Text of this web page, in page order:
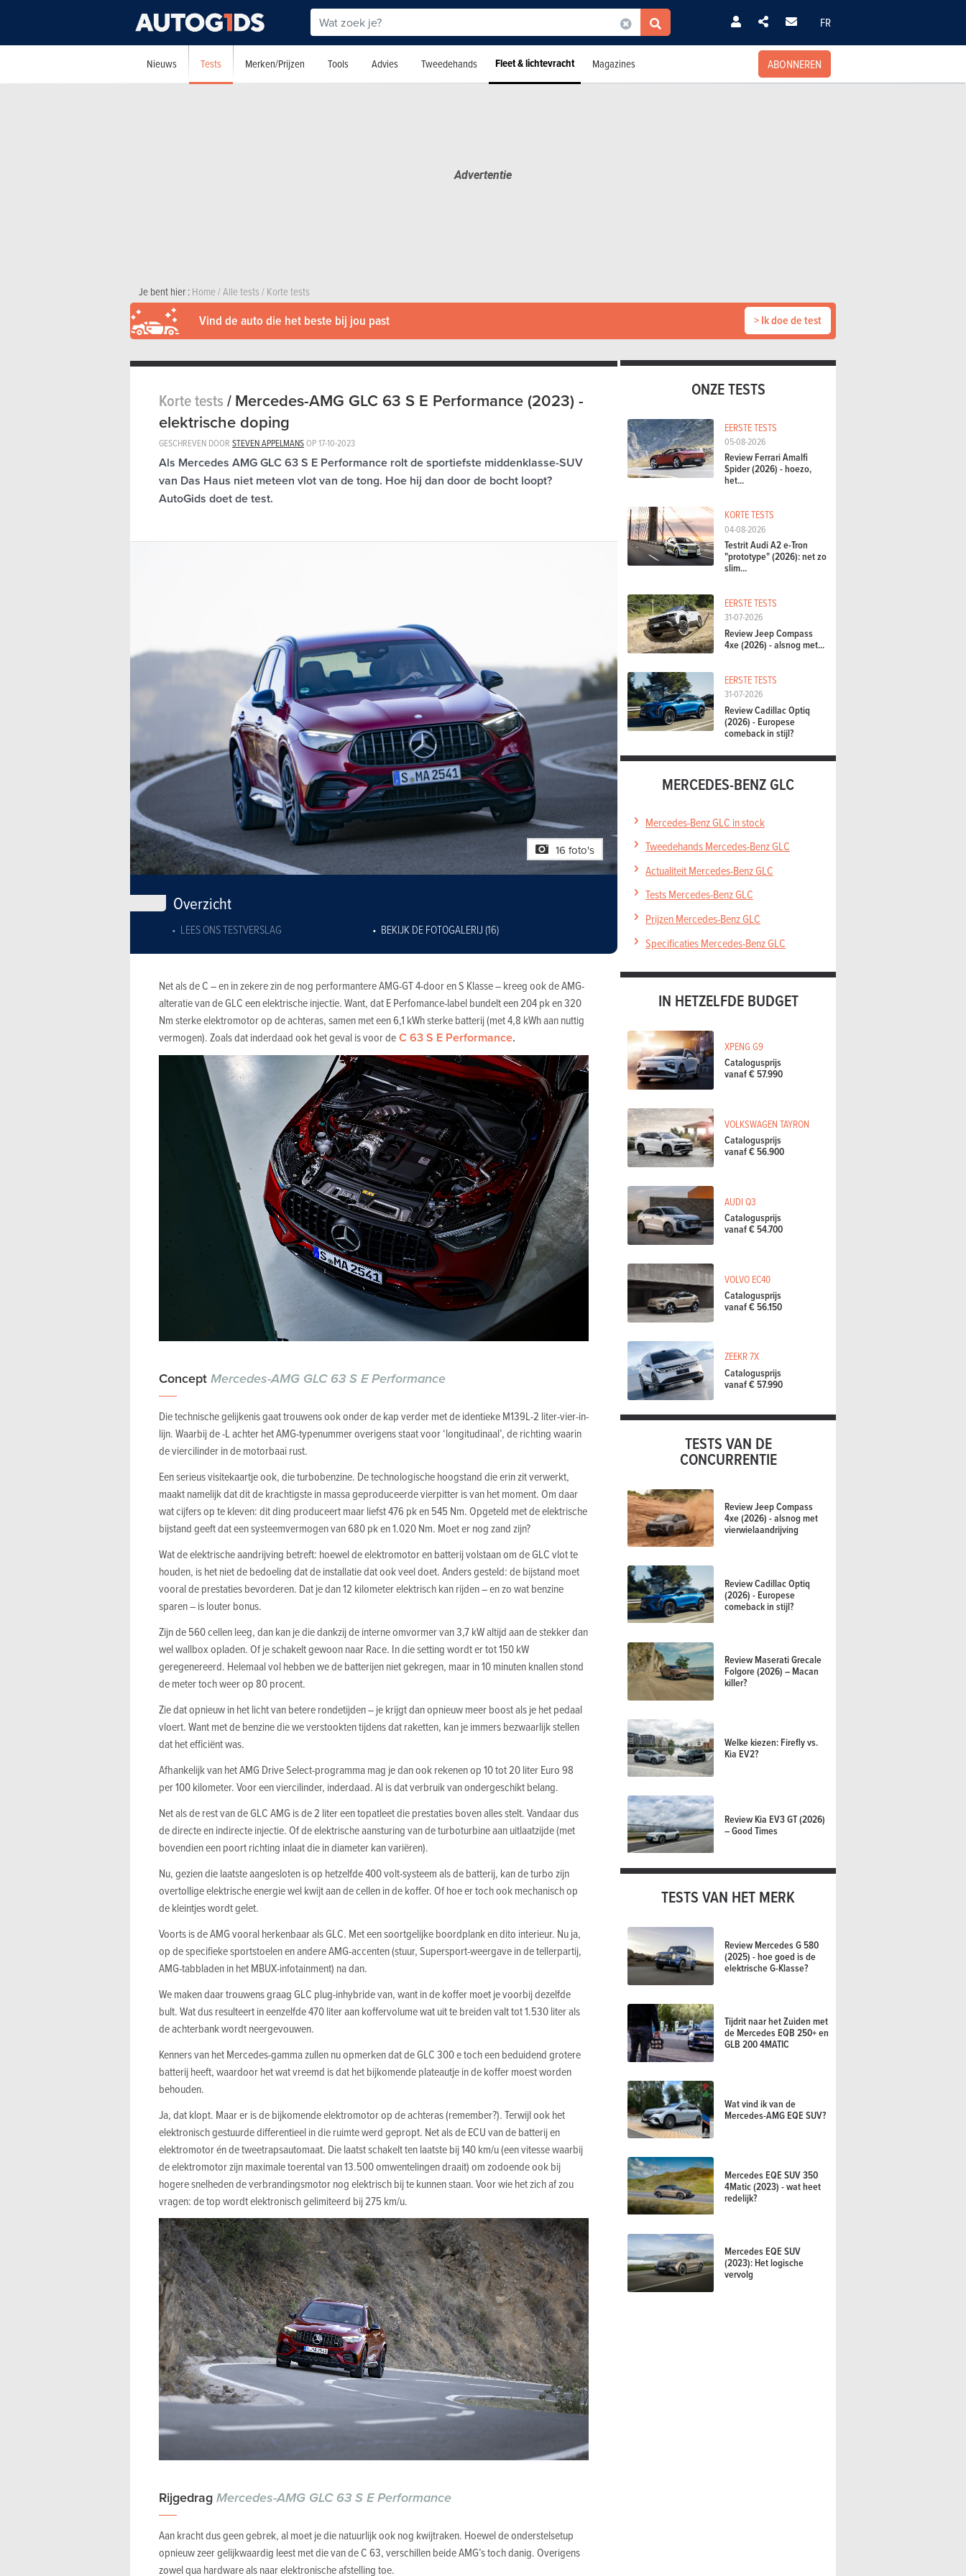
FR
Nieuws Tests Merken/Prijzen Tools Advies Tweedehands Fleet & lichtevracht Magazines ABONNEREN
Je bent hier :Home/Alle tests/Korte tests
Vind de auto die het beste bij jou past > Ik doe de test
Korte tests/Mercedes-AMG GLC 63 S E Performance (2023) -
elektrische doping
GESCHREVEN DOOR STEVEN APPELMANSOP17-10-2023
Als Mercedes AMG GLC 63 S E Performance rolt de sportiefste middenklasse-SUV
van Das Haus niet meteen vlot van de tong. Hoe hij dan door de bocht loopt?
AutoGids doet de test.
16 foto's
Overzicht
LEES ONS TESTVERSLAG BEKIJK DE FOTOGALERIJ (16)
Net als de C – en in zekere zin de nog performantere AMG-GT 4-door en S Klasse – kreeg ook de AMG-
alteratie van de GLC een elektrische injectie. Want, dat E Perfomance-label bundelt een 204 pk en 320
Nm sterke elektromotor op de achteras, samen met een 6,1 kWh sterke batterij (met 4,8 kWh aan nuttig
vermogen). Zoals dat inderdaad ook het geval is voor deC 63 S E Performance.
Concept Mercedes-AMG GLC 63 S E Performance
Die technische gelijkenis gaat trouwens ook onder de kap verder met de identieke M139L-2 liter-vier-in-
lijn. Waarbij de -L achter het AMG-typenummer overigens staat voor ‘longitudinaal’, de richting waarin
de viercilinder in de motorbaai rust.
Een serieus visitekaartje ook, die turbobenzine. De technologische hoogstand die erin zit verwerkt,
maakt namelijk dat dit de krachtigste in massa geproduceerde vierpitter is van het moment. Om daar
wat cijfers op te kleven: dit ding produceert maar liefst 476 pk en 545 Nm. Opgeteld met de elektrische
bijstand geeft dat een systeemvermogen van 680 pk en 1.020 Nm. Moet er nog zand zijn?
Wat de elektrische aandrijving betreft: hoewel de elektromotor en batterij volstaan om de GLC vlot te
houden, is het niet de bedoeling dat de installatie dat ook veel doet. Anders gesteld: de bijstand moet
vooral de prestaties bevorderen. Dat je dan 12 kilometer elektrisch kan rijden – en zo wat benzine
sparen – is louter bonus.
Zijn de 560 cellen leeg, dan kan je die dankzij de interne omvormer van 3,7 kW altijd aan de stekker dan
wel wallbox opladen. Of je schakelt gewoon naar Race. In die setting wordt er tot 150 kW
geregenereerd. Helemaal vol hebben we de batterijen niet gekregen, maar in 10 minuten knallen stond
de meter toch weer op 80 procent.
Zie dat opnieuw in het licht van betere rondetijden – je krijgt dan opnieuw meer boost als je het pedaal
vloert. Want met de benzine die we verstookten tijdens dat raketten, kan je immers bezwaarlijk stellen
dat het efficiënt was.
Afhankelijk van het AMG Drive Select-programma mag je dan ook rekenen op 10 tot 20 liter Euro 98
per 100 kilometer. Voor een viercilinder, inderdaad. Al is dat verbruik van ondergeschikt belang.
Net als de rest van de GLC AMG is de 2 liter een topatleet die prestaties boven alles stelt. Vandaar dus
de directe en indirecte injectie. Of de elektrische aansturing van de turboturbine aan uitlaatzijde (met
bovendien een poort richting inlaat die in diameter kan variëren).
Nu, gezien die laatste aangesloten is op hetzelfde 400 volt-systeem als de batterij, kan de turbo zijn
overtollige elektrische energie wel kwijt aan de cellen in de koffer. Of hoe er toch ook mechanisch op
de kleintjes wordt gelet.
Voorts is de AMG vooral herkenbaar als GLC. Met een soortgelijke boordplank en dito interieur. Nu ja,
op de specifieke sportstoelen en andere AMG-accenten (stuur, Supersport-weergave in de tellerpartij,
AMG-tabbladen in het MBUX-infotainment) na dan.
We maken daar trouwens graag GLC plug-inhybride van, want in de koffer moet je voorbij dezelfde
bult. Wat dus resulteert in eenzelfde 470 liter aan koffervolume wat uit te breiden valt tot 1.530 liter als
de achterbank wordt neergevouwen.
Kenners van het Mercedes-gamma zullen nu opmerken dat de GLC 300e toch een beduidend grotere
batterij heeft, waardoor het wat vreemd is dat het bijkomende plateautje in de koffer moest worden
behouden.
Ja, dat klopt. Maar er is de bijkomende elektromotor op de achteras (remember?). Terwijl ook het
elektronisch gestuurde differentieel in die ruimte werd gepropt. Net als de ECU van de batterij en
elektromotor én de tweetrapsautomaat. Die laatst schakelt ten laatste bij 140 km/u (een vitesse waarbij
de elektromotor zijn maximale toerental van 13.500 omwentelingen draait) om zodoende ook bij
hogere snelheden de verbrandingsmotor nog elektrisch bij te kunnen staan. Voor wie het zich af zou
vragen: de top wordt elektronisch gelimiteerd bij 275 km/u.
Rijgedrag Mercedes-AMG GLC 63 S E Performance
Aan kracht dus geen gebrek, al moet je die natuurlijk ook nog kwijtraken. Hoewel de onderstelsetup
opnieuw zeer gelijkwaardig leest met die van de C 63, verschillen beide AMG’s toch danig. Overigens
zowel qua hardware als naar elektronische afstelling toe.
ONZE TESTS
EERSTE TESTS
05-08-2026
Review Ferrari Amalfi
Spider (2026) - hoezo,
het...
KORTE TESTS
04-08-2026
Testrit Audi A2 e-Tron
"prototype" (2026): net zo
slim...
EERSTE TESTS
31-07-2026
Review Jeep Compass
4xe (2026) - alsnog met...
EERSTE TESTS
31-07-2026
Review Cadillac Optiq
(2026) - Europese
comeback in stijl?
MERCEDES-BENZ GLC
Mercedes-Benz GLC in stock
Tweedehands Mercedes-Benz GLC
Actualiteit Mercedes-Benz GLC
Tests Mercedes-Benz GLC
Prijzen Mercedes-Benz GLC
Specificaties Mercedes-Benz GLC
IN HETZELFDE BUDGET
XPENG G9
Catalogusprijs
vanaf € 57.990
VOLKSWAGEN TAYRON
Catalogusprijs
vanaf € 56.900
AUDI Q3
Catalogusprijs
vanaf € 54.700
VOLVO EC40
Catalogusprijs
vanaf € 56.150
ZEEKR 7X
Catalogusprijs
vanaf € 57.990
TESTS VAN DE
CONCURRENTIE
Review Jeep Compass
4xe (2026) - alsnog met
vierwielaandrijving
Review Cadillac Optiq
(2026) - Europese
comeback in stijl?
Review Maserati Grecale
Folgore (2026) – Macan
killer?
Welke kiezen: Firefly vs.
Kia EV2?
Review Kia EV3 GT (2026)
– Good Times
TESTS VAN HET MERK
Review Mercedes G 580
(2025) - hoe goed is de
elektrische G-Klasse?
Tijdrit naar het Zuiden met
de Mercedes EQB 250+ en
GLB 200 4MATIC
Wat vind ik van de
Mercedes-AMG EQE SUV?
Mercedes EQE SUV 350
4Matic (2023) - wat heet
redelijk?
Mercedes EQE SUV
(2023): Het logische
vervolg